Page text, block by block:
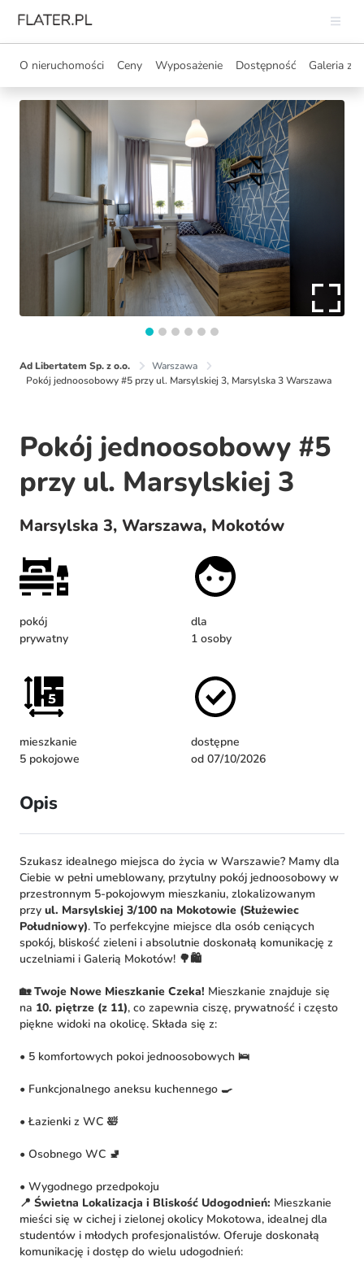
O nieruchomości Ceny Wyposażenie Dostępność Galeria
Ad Libertatem Sp. z o.o.
Warszawa
Pokój jednoosobowy #5 przy ul. Marsylskiej 3, Marsylska 3 Warszawa
Pokój jednoosobowy #5
przy ul. Marsylskiej 3
Marsylska 3, Warszawa, Mokotów
pokój
prywatny
dla
1 osoby
mieszkanie
5 pokojowe
dostępne
od 07/10/2026
Opis
Szukasz idealnego miejsca do życia w Warszawie? Mamy dla
Ciebie w pełni umeblowany, przytulny pokój jednoosobowy w
przestronnym 5-pokojowym mieszkaniu, zlokalizowanym
przy ul. Marsylskiej 3/100 na Mokotowie (Służewiec
Południowy). To perfekcyjne miejsce dla osób ceniących
spokój, bliskość zieleni i absolutnie doskonałą komunikację z
uczelniami i Galerią Mokotów! 🌳🛍️
🏡 Twoje Nowe Mieszkanie Czeka! Mieszkanie znajduje się
na 10. piętrze (z 11), co zapewnia ciszę, prywatność i często
piękne widoki na okolicę. Składa się z:
• 5 komfortowych pokoi jednoosobowych 🛌
• Funkcjonalnego aneksu kuchennego 🍳
• Łazienki z WC 🛀
• Osobnego WC 🚽
• Wygodnego przedpokoju
📍 Świetna Lokalizacja i Bliskość Udogodnień: Mieszkanie
mieści się w cichej i zielonej okolicy Mokotowa, idealnej dla
studentów i młodych profesjonalistów. Oferuje doskonałą
komunikację i dostęp do wielu udogodnień: